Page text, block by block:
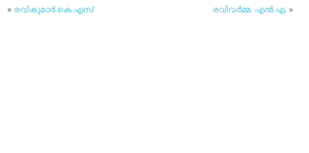
« രവികുമാര്‍.കെ.എസ് രവിവര്‍മ്മ. എല്‍.എ. »